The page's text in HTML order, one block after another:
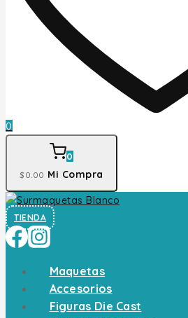
0
0
$0 .00 Mi Compra
TIENDA
Maquetas
Accesorios
Figuras Die Cast